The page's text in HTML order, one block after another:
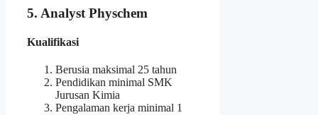
5. Analyst Physchem
Kualifikasi
Berusia maksimal 25 tahun
Pendidikan minimal SMK
Jurusan Kimia
Pengalaman kerja minimal 1